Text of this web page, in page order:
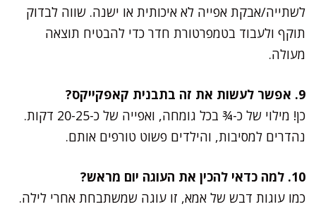
לשתייה/אבקת אפייה לא איכותית או ישנה. שווה לבדוק
תוקף ולעבוד בטמפרטורת חדר כדי להבטיח תוצאה
מעולה.
9. אפשר לעשות את זה בתבנית קאפקייקס?
כן! מילוי של כ-¾ בכל גומחה, ואפייה של כ-20-25 דקות.
נהדרים למסיבות, והילדים פשוט טורפים אותם.
10. למה כדאי להכין את העוגה יום מראש?
כמו עוגות דבש של אמא, זו עוגה שמשתבחת אחרי לילה.